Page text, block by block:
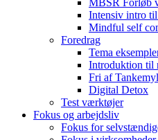
MBSR Forløb
Intensiv intro
Mindful self
Foredrag
Tema
Introduktion til
Fri af
Digital Detox
Test værktøjer
Fokus og arbejdsliv
Fokus for